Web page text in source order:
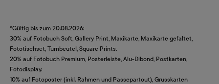
*Gültig bis zum 20.08.2026:
30% auf Fotobuch Soft, Gallery Print, Maxikarte, Maxikarte gefaltet,
Fototischset, Turnbeutel, Square Prints.
20% auf Fotobuch Premium, Posterleiste, Alu-Dibond, Postkarten,
Fotodisplay.
10% auf Fotoposter (inkl. Rahmen und Passepartout), Grusskarten